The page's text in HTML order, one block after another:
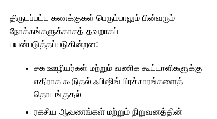
திருடப்பட்ட கணக்குகள் பெரும்பாலும் பின்வரும்
நோக்கங்களுக்காகத் தவறாகப்
பயன்படுத்தப்படுகின்றன:
சக ஊழியர்கள் மற்றும் வணிக கூட்டாளிகளுக்கு
எதிராக கூடுதல் ஃபிஷிங் பிரச்சாரங்களைத்
தொடங்குதல்
ரகசிய ஆவணங்கள் மற்றும் நிறுவனத்தின்